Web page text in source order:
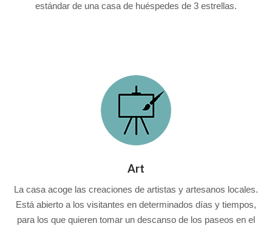
estándar de una casa de huéspedes de 3 estrellas.
Art
La casa acoge las creaciones de artistas y artesanos locales.
Está abierto a los visitantes en determinados días y tiempos,
para los que quieren tomar un descanso de los paseos en el